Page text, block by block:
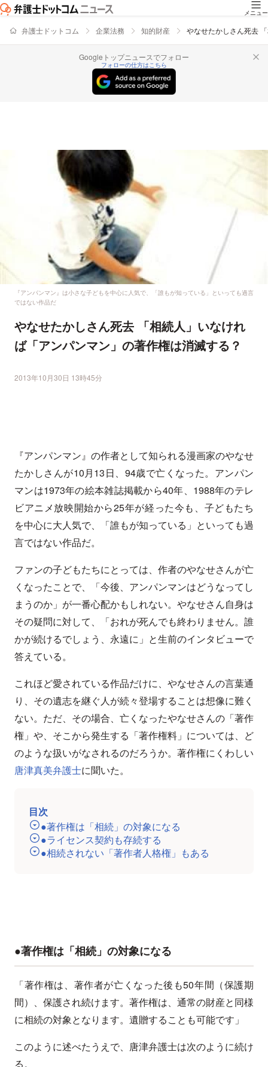
メニュー
弁護士ドットコム 企業法務 知的財産 やなせたかしさん死去
Googleトップニュースでフォロー
フォローの仕方はこちら
『アンパンマン』は小さな子どもを中心に人気で、「誰もが知っている」といっても過言
ではない作品だ
やなせたかしさん死去 「相続人」いなけれ
ば「アンパンマン」の著作権は消滅する？
2013年10月30日 13時45分
『アンパンマン』の作者として知られる漫画家のやなせ
たかしさんが10月13日、94歳で亡くなった。アンパン
マンは1973年の絵本雑誌掲載から40年、1988年のテレ
ビアニメ放映開始から25年が経った今も、子どもたち
を中心に大人気で、「誰もが知っている」といっても過
言ではない作品だ。
ファンの子どもたちにとっては、作者のやなせさんが亡
くなったことで、「今後、アンパンマンはどうなってし
まうのか」が一番心配かもしれない。やなせさん自身は
その疑問に対して、「おれが死んでも終わりません。誰
かが続けるでしょう、永遠に」と生前のインタビューで
答えている。
これほど愛されている作品だけに、やなせさんの言葉通
り、その遺志を継ぐ人が続々登場することは想像に難く
ない。ただ、その場合、亡くなったやなせさんの「著作
権」や、そこから発生する「著作権料」については、ど
のような扱いがなされるのだろうか。著作権にくわしい
唐津真美弁護士に聞いた。
目次
●著作権は「相続」の対象になる
●ライセンス契約も存続する
●相続されない「著作者人格権」もある
●著作権は「相続」の対象になる
「著作権は、著作者が亡くなった後も50年間（保護期
間）、保護され続けます。著作権は、通常の財産と同様
に相続の対象となります。遺贈することも可能です」
このように述べたうえで、唐津弁護士は次のように続け
る。